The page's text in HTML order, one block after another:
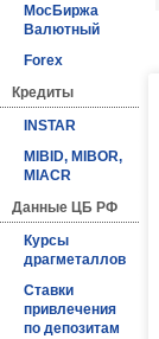
МосБиржа
Валютный
Forex
Кредиты
INSTAR
MIBID, MIBOR,
MIACR
Данные ЦБ РФ
Курсы
драгметаллов
Ставки
привлечения
по депозитам